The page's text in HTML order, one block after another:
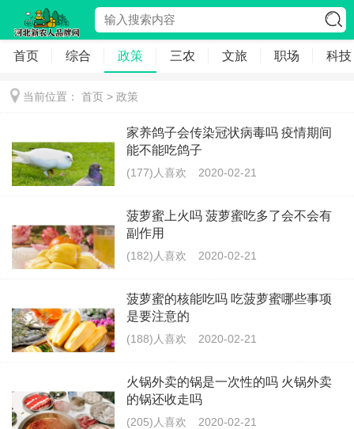
首页 综合 政策 三农 文旅 职场 科技
当前位置： 首页 > 政策
家养鸽子会传染冠状病毒吗 疫情期间
能不能吃鸽子
(177)人喜欢 2020-02-21
菠萝蜜上火吗 菠萝蜜吃多了会不会有
副作用
(182)人喜欢 2020-02-21
菠萝蜜的核能吃吗 吃菠萝蜜哪些事项
是要注意的
(188)人喜欢 2020-02-21
火锅外卖的锅是一次性的吗 火锅外卖
的锅还收走吗
(205)人喜欢 2020-02-21